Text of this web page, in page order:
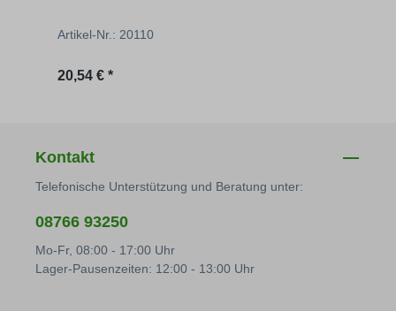
Artikel-Nr.: 20110
Regulärer Preis:
20,54 € *
Kontakt
Telefonische Unterstützung und Beratung unter:
08766 93250
Mo-Fr, 08:00 - 17:00 Uhr
Lager-Pausenzeiten: 12:00 - 13:00 Uhr